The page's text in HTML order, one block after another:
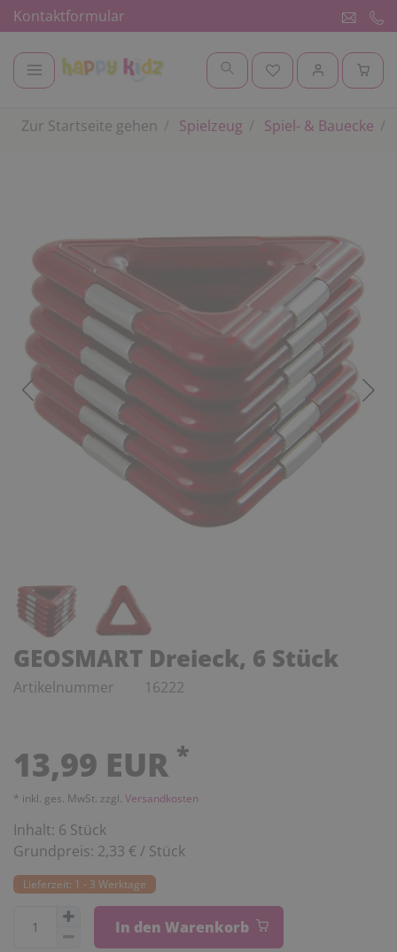
Kontaktformular
Zur Startseite gehen Spielzeug Spiel- & Bauecke
GEOSMART Dreieck, 6 Stück
Artikelnummer 16222
13,99 EUR *
* inkl. ges. MwSt. zzgl. Versandkosten
Inhalt: 6 Stück
Grundpreis: 2,33 € / Stück
Lieferzeit: 1 - 3 Werktage
In den Warenkorb